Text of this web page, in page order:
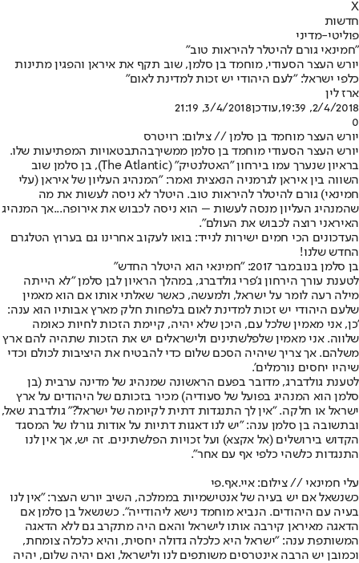
X
חדשות
פוליטי-מדיני
"חמינאי גורם להיטלר להיראות טוב"
יורש העצר הסעודי, מוחמד בן סלמן, שוב תקף את איראן והפגין מתינות
כלפי ישראל: "לעם היהודי יש זכות למדינת לאום"
ארז לין
2/4/2018, 19:39
,עודכן3/4/2018, 21:19
0
יורש העצר מוחמד בן סלמן // צילום: רויטרס
יורש העצר הסעודי מוחמד בן סלמן ממשיךבהתבטאויות המפתיעות שלו.
בראיון שנערך עמו בירחון "האטלנטיק" (The Atlantic), בן סלמן שוב
השווה בין איראן לגרמניה הנאצית ואמר: "המנהיג העליון של איראן (עלי
חמינאי) גורם להיטלר להיראות טוב. היטלר לא ניסה לעשות את מה
שהמנהיג העליון מנסה לעשות – הוא ניסה לכבוש את אירופה...אך המנהיג
האיראני רוצה לכבוש את העולם".
העדכונים הכי חמים ישירות לנייד: בואו לעקוב אחרינו גם בערוץ הטלגרם
החדש שלנו!
בן סלמן בנובמבר 2017: "חמינאי הוא היטלר החדש"
לטענת עורך הירחון ג'פרי גולדברג, במהלך הראיון לבן סלמן "לא הייתה
מילה רעה לומר על ישראל, ולמעשה, כאשר שאלתי אותו אם הוא מאמין
שלעם היהודי יש זכות למדינת לאום בלפחות חלק מארץ אבותיו הוא ענה:
'כן, אני מאמין שלכל עם, היכן שלא יהיה, קיימת הזכות לחיות כאומה
שלווה. אני מאמין שלפלשתינים ולישראלים יש את הזכות שתהיה להם ארץ
משלהם. אך צריך שיהיה הסכם שלום כדי להבטיח את היציבות לכולם וכדי
שיהיו יחסים נורמלים’.
לטענת גולדברג, מדובר בפעם הראשונה שמנהיג של מדינה ערבית (בן
סלמן הוא המנהיג בפועל של סעודיה) מכיר בזכותם של היהודים על ארץ
ישראל או חלקה. "אין לך התנגדות דתית לקיומה של ישראל?" גולדברג שאל,
ובתשובה בן סלמן ענה: "יש לנו דאגות דתיות על אודות גורלו של המסגד
הקדוש בירושלים (אל אקצא) ועל זכויות הפלשתינים. זה יש, אך אין לנו
התנגדות כלשהי כלפי אף עם אחר".
עלי חמינאי // צילום: איי.אף.פי
כשנשאל אם יש בעיה של אנטישמיות בממלכה, השיב יורש העצר: "אין לנו
בעיה עם היהודים. הנביא מוחמד נישא ליהודייה". כשנשאל בן סלמן אם
הדאגה מאיראן קירבה אותו לישראל והאם היה מתקרב גם ללא הדאגה
המשותפת ענה: "ישראל היא כלכלה גדולה יחסית, והיא כלכלה צומחת,
וכמובן יש הרבה אינטרסים משותפים לנו ולישראל, ואם יהיה שלום, יהיה